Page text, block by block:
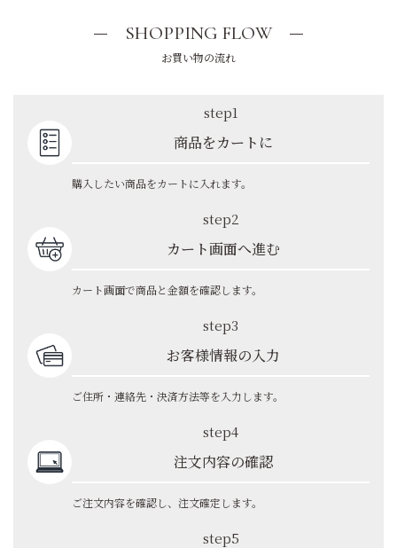
SHOPPING FLOW
お買い物の流れ
step1
商品をカートに
購入したい商品をカートに入れます。
step2
カート画面へ進む
カート画面で商品と金額を確認します。
step3
お客様情報の入力
ご住所・連絡先・決済方法等を入力します。
step4
注文内容の確認
ご注文内容を確認し、注文確定します。
step5